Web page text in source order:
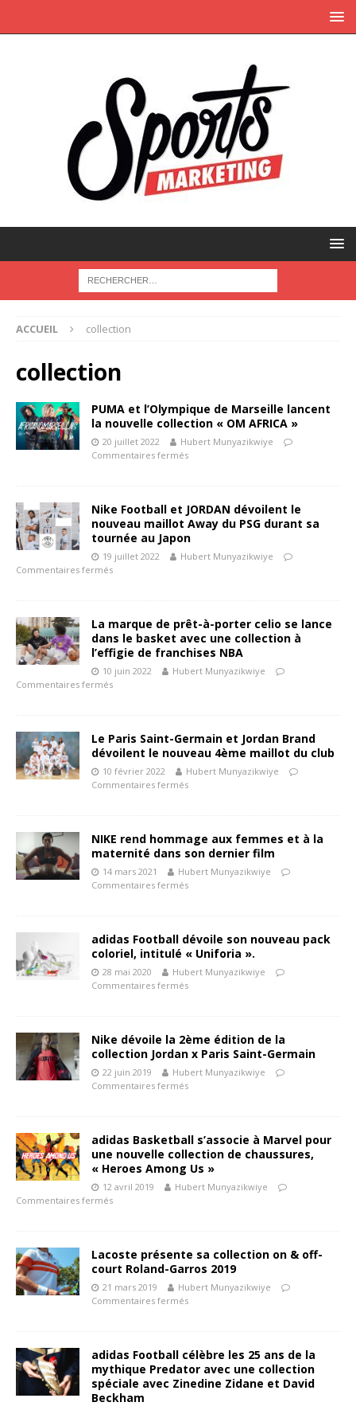
ACCUEIL collection
collection
PUMA et l’Olympique de Marseille lancent
la nouvelle collection « OM AFRICA »
20 juillet 2022
Hubert Munyazikwiye
Commentaires fermés
Nike Football et JORDAN dévoilent le
nouveau maillot Away du PSG durant sa
tournée au Japon
19 juillet 2022
Hubert Munyazikwiye
Commentaires fermés
La marque de prêt-à-porter celio se lance
dans le basket avec une collection à
l’effigie de franchises NBA
10 juin 2022
Hubert Munyazikwiye
Commentaires fermés
Le Paris Saint-Germain et Jordan Brand
dévoilent le nouveau 4ème maillot du club
10 février 2022
Hubert Munyazikwiye
Commentaires fermés
NIKE rend hommage aux femmes et à la
maternité dans son dernier film
14 mars 2021
Hubert Munyazikwiye
Commentaires fermés
adidas Football dévoile son nouveau pack
coloriel, intitulé « Uniforia ».
28 mai 2020
Hubert Munyazikwiye
Commentaires fermés
Nike dévoile la 2ème édition de la
collection Jordan x Paris Saint-Germain
22 juin 2019
Hubert Munyazikwiye
Commentaires fermés
adidas Basketball s’associe à Marvel pour
une nouvelle collection de chaussures,
« Heroes Among Us »
12 avril 2019
Hubert Munyazikwiye
Commentaires fermés
Lacoste présente sa collection on & off-
court Roland-Garros 2019
21 mars 2019
Hubert Munyazikwiye
Commentaires fermés
adidas Football célèbre les 25 ans de la
mythique Predator avec une collection
spéciale avec Zinedine Zidane et David
Beckham